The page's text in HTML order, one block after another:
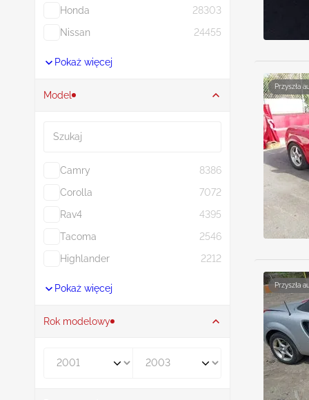
Honda
28303
Nissan
24455
Pokaż więcej
Model
Camry
8386
Corolla
7072
Rav4
4395
Tacoma
2546
Highlander
2212
Pokaż więcej
Rok modelowy
Przyszła
Przyszła